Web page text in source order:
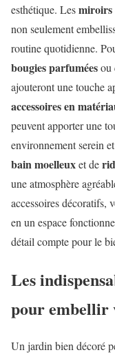
esthétique. Lesmiroirs
non seulement
routine quotidienne.
bougies parfuméesou
ajouteront une touche
accessoires en
peuvent apporter une
environnement serein
bain moelleuxet de
une atmosphère
accessoires décoratifs,
en un espace
détail compte pour le
Les
pour embellir
Un jardin bien décoré